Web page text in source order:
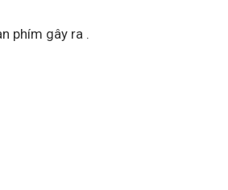
phím gây ra .